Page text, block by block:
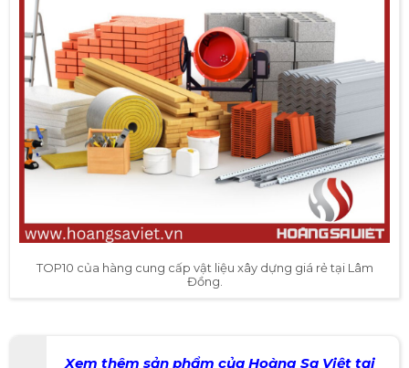
TOP10 của hàng cung cấp vật liệu xây dựng giá rẻ tại Lâm
Đồng.
Xem thêm sản phẩm của Hoàng Sa Việt tại